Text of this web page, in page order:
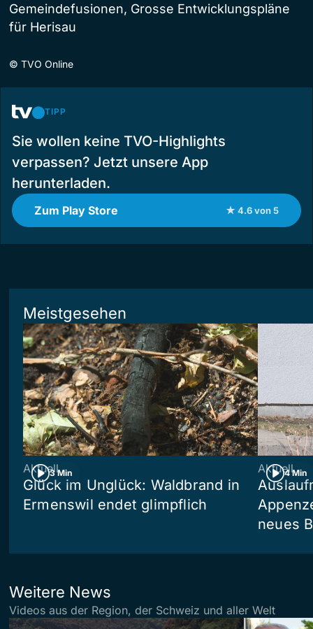
Gemeindefusionen, Grosse Entwicklungspläne
für Herisau
© TVO Online
TIPP
Sie wollen keine TVO-Highlights
verpassen? Jetzt unsere App
herunterladen.
Zum Play Store ★ 4.6 von 5
Meistgesehen
3 Min
Aktuell
Glück im Unglück: Waldbrand in
Ermenswil endet glimpflich
4 Min
Aktuell
neues
Weitere News
Videos aus der Region, der Schweiz und aller Welt